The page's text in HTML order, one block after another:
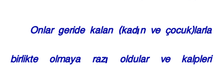
Onlar geride kalan (kadın ve çocuk)larla
birlikte olmaya razı oldular ve kalpleri